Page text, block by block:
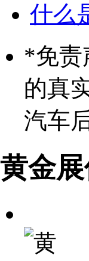
什么
*免责
的真
汽车
黄金